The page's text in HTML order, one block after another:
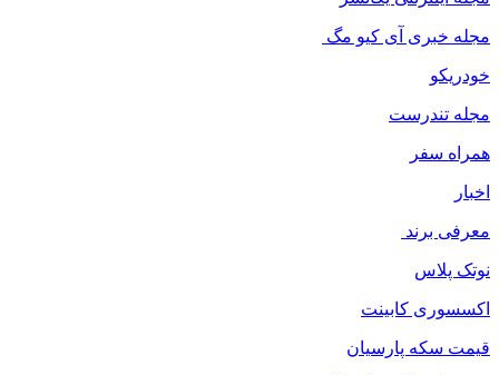
مجله خبری آی کیو مگ
خودریکو
مجله‌ تندرست
همراه سفر
اخبار
معرفی برند
نوتک پلاس
اکسسوری کابینت
قیمت سکه پارسیان